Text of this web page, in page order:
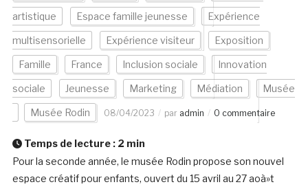
artistique Espace famille jeunesse Expérience
multisensorielle Expérience visiteur Exposition
Famille France Inclusion sociale Innovation
sociale Jeunesse Marketing Médiation Musée
Musée Rodin 08/04/2023 par admin 0 commentaire
Temps de lecture : 2 min
Pour la seconde année, le musée Rodin propose son nouvel
espace créatif pour enfants, ouvert du 15 avril au 27 aoà»t